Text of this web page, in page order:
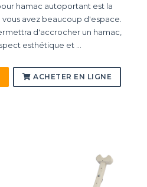
hamac autoportant est la
avez beaucoup d'espace.
d'accrocher un hamac,
esthétique et ...
ACHETER EN LIGNE